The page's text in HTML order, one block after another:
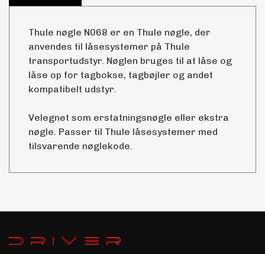
Thule nøgle N068 er en Thule nøgle, der
anvendes til låsesystemer på Thule
transportudstyr. Nøglen bruges til at låse og
låse op for tagbokse, tagbøjler og andet
kompatibelt udstyr.
Velegnet som erstatningsnøgle eller ekstra
nøgle. Passer til Thule låsesystemer med
tilsvarende nøglekode.